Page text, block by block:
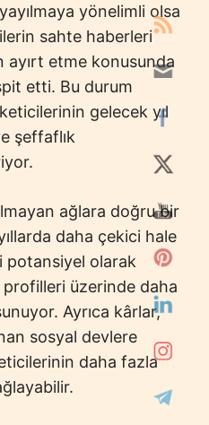
yönelimli olsa
sahte haberleri
ayırt etme konusunda
etti. Bu durum
gelecek yıl
şeffaflık
ağlara doğru bir
daha çekici hale
potansiyel olarak
profilleri üzerinde daha
Ayrıca kârlar,
sosyal devlere
daha fazla